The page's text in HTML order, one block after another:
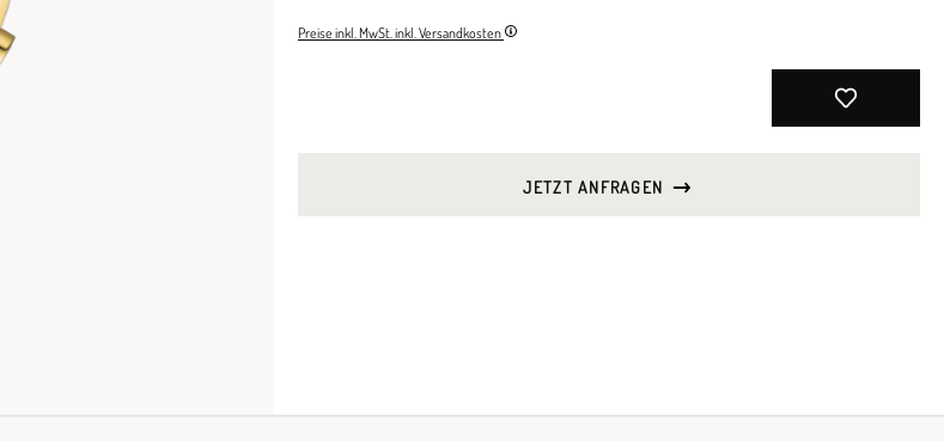
Preise inkl. MwSt. inkl. Versandkosten
JETZT ANFRAGEN